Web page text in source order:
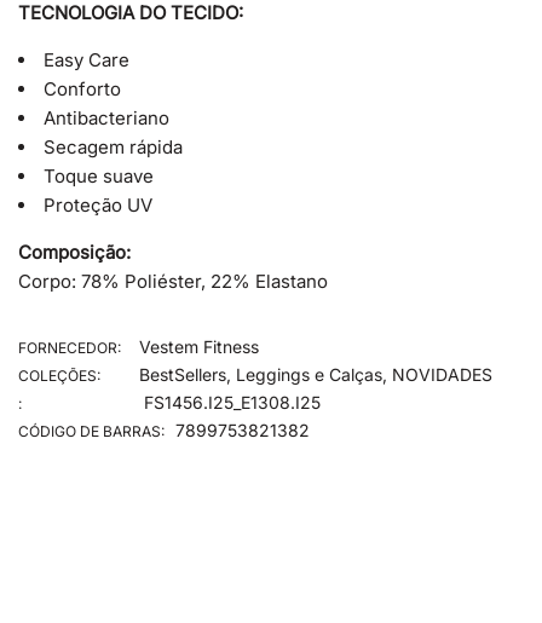
TECNOLOGIA DO TECIDO:
Easy Care
Conforto
Antibacteriano
Secagem rápida
Toque suave
Proteção UV
Composição:
Corpo: 78% Poliéster, 22% Elastano
FORNECEDOR: Vestem Fitness
COLEÇÕES: BestSellers, Leggings e Calças, NOVIDADES
: FS1456.I25_E1308.I25
CÓDIGO DE BARRAS: 7899753821382